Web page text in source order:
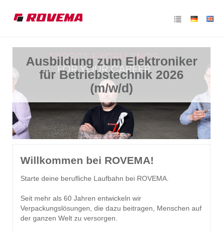
Ausbildung zum Elektroniker
für Betriebstechnik 2026
(m/w/d)
Willkommen bei ROVEMA!
Starte deine berufliche Laufbahn bei ROVEMA.
Seit mehr als 60 Jahren entwickeln wir
Verpackungslösungen, die dazu beitragen, Menschen auf
der ganzen Welt zu versorgen.